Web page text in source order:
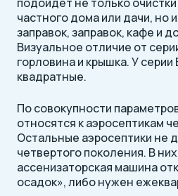
частного дома или дачи, но
заправок, заправок, кафе и
Визуальное отличие от
горловина и крышка. У
квадратные.
По совокупности
относятся к аэросептикам
Остальные аэросептики не
четвертого поколения. В
ассенизаторская машина
осадок», либо нужен